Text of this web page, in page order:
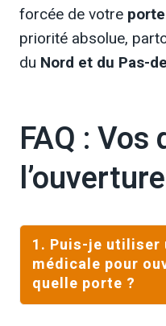
forcée de votre porte
priorité absolue,
du Nord et du Pas-
FAQ :
1. Puis-je utiliser
médicale pour
quelle porte ?